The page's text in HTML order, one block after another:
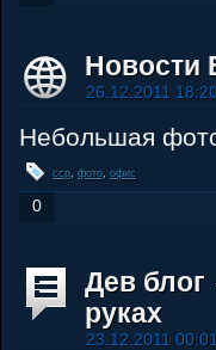
Новости
26.12.2011
Небольшая
ccp, фото, офис
0
Дев блог
руках
23.12.2011